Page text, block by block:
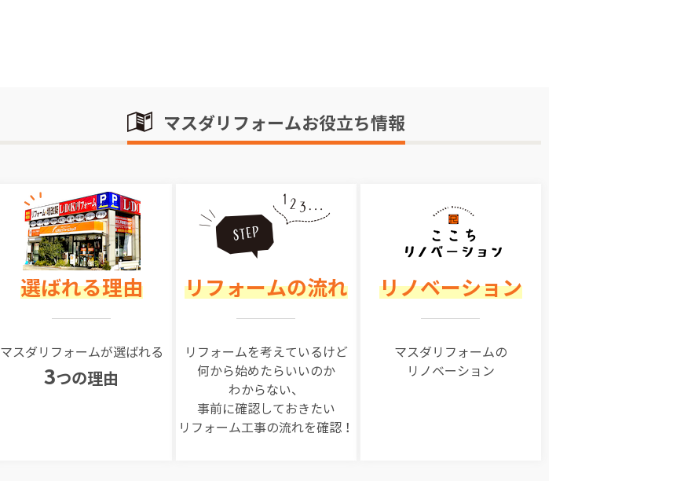
マスダリフォームお役立ち情報
選ばれる理由
マスダリフォームが選ばれる
3つの理由
リフォームの流れ
リフォームを考えているけど
何から始めたらいいのか
わからない、
事前に確認しておきたい
リフォーム工事の流れを確認！
リノベーション
マスダリフォームの
リノベーション